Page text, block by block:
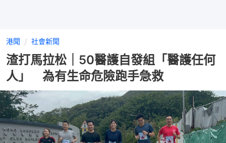
港聞 社會新聞
渣打馬拉松｜50醫護自發組「醫護任何
人」 為有生命危險跑手急救